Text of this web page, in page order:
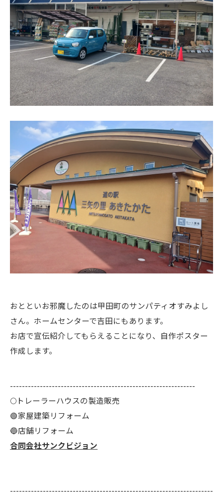
おとといお邪魔したのは甲田町のサンパティオすみよし
さん。ホームセンターで吉田にもあります。
お店で宣伝紹介してもらえることになり、自作ポスター
作成します。
--------------------------------------------------------------
🌕️トレーラーハウスの製造販売
🟢家屋建築リフォーム
🔵店舗リフォーム
合同会社サンクビジョン
--------------------------------------------------------------------